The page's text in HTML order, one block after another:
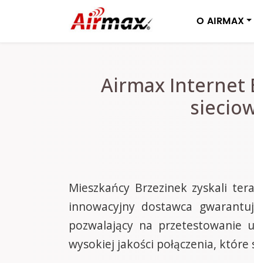
O AIRMAX
Airmax Internet
Mieszkańcy Brzezinek zyskali
innowacyjny dostawca
pozwalający na przetestowanie
wysokiej jakości połączenia,